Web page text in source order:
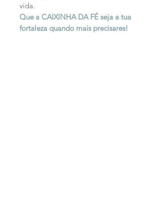
vida.
Que a CAIXINHA DA FÉ seja a tua
fortaleza quando mais precisares!